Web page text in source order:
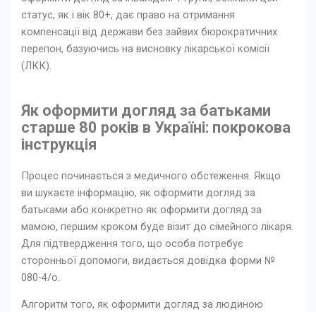
статус, як і вік 80+, дає право на отримання
компенсації від держави без зайвих бюрократичних
перепон, базуючись на висновку лікарської комісії
(ЛКК).
Як оформити догляд за батьками
старше 80 років в Україні: покрокова
інструкція
Процес починається з медичного обстеження. Якщо
ви шукаєте інформацію, як оформити догляд за
батьками або конкретно як оформити догляд за
мамою, першим кроком буде візит до сімейного лікаря.
Для підтвердження того, що особа потребує
сторонньої допомоги, видається довідка форми №
080-4/о.
Алгоритм того, як оформити догляд за людиною